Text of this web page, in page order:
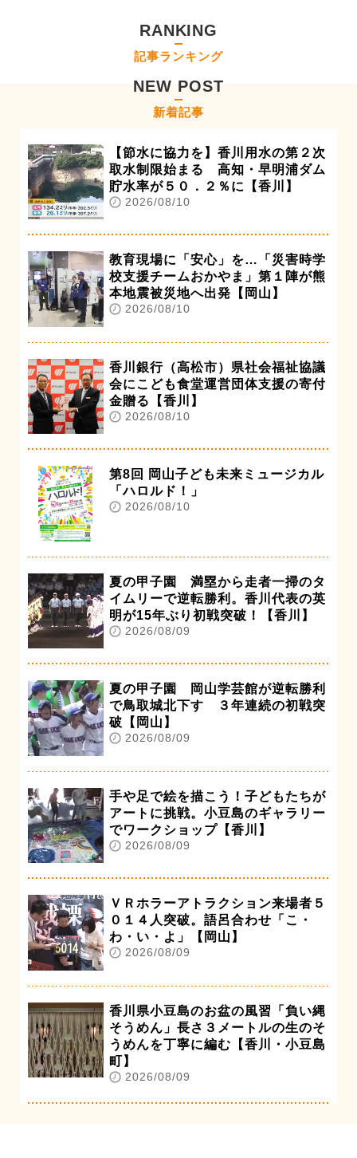
RANKING
記事ランキング
NEW POST
新着記事
【節水に協力を】香川用水の第２次
取水制限始まる 高知・早明浦ダム
貯水率が５０．２％に【香川】
2026/08/10
教育現場に「安心」を…「災害時学
校支援チームおかやま」第１陣が熊
本地震被災地へ出発【岡山】
2026/08/10
香川銀行（高松市）県社会福祉協議
会にこども食堂運営団体支援の寄付
金贈る【香川】
2026/08/10
第8回 岡山子ども未来ミュージカル
「ハロルド！」
2026/08/10
夏の甲子園 満塁から走者一掃のタ
イムリーで逆転勝利。香川代表の英
明が15年ぶり初戦突破！【香川】
2026/08/09
夏の甲子園 岡山学芸館が逆転勝利
で鳥取城北下す ３年連続の初戦突
破【岡山】
2026/08/09
手や足で絵を描こう！子どもたちが
アートに挑戦。小豆島のギャラリー
でワークショップ【香川】
2026/08/09
ＶＲホラーアトラクション来場者５
０１４人突破。語呂合わせ「こ・
わ・い・よ」【岡山】
2026/08/09
香川県小豆島のお盆の風習「負い縄
そうめん」長さ３メートルの生のそ
うめんを丁寧に編む【香川・小豆島
町】
2026/08/09